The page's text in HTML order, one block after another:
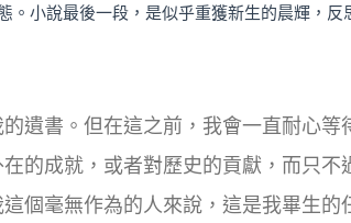
。小說最後一段，是似乎重獲新生的晨輝，反
遺書。但在這之前，我會一直耐心等
的成就，或者對歷史的貢獻，而只不
個毫無作為的人來說，這是我畢生的